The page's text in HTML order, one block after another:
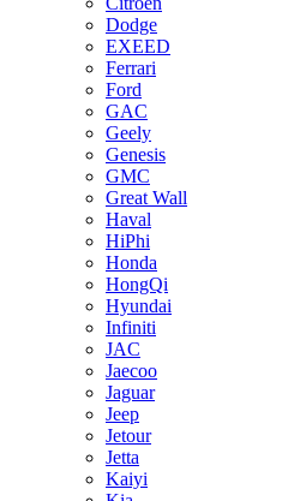
Dodge
EXEED
Ferrari
Ford
GAC
Geely
Genesis
GMC
Great Wall
Haval
HiPhi
Honda
HongQi
Hyundai
Infiniti
JAC
Jaecoo
Jaguar
Jeep
Jetour
Jetta
Kaiyi